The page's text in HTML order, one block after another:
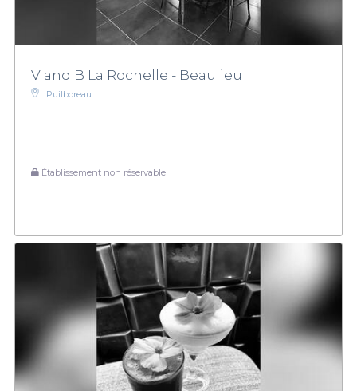
d'événements ou à consulter notre
guide des meilleures
adresses à La Rochelle
. Réservez dès maintenant et offrez-vous
une expérience inoubliable grâce à Privateaser !.
V and B La Rochelle - Beaulieu
Puilboreau
Établissement non réservable